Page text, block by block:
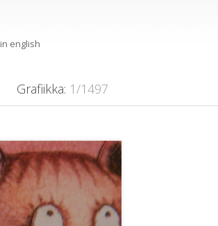
in english
Grafiikka: 1/1497